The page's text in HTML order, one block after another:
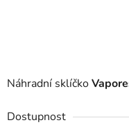
Náhradní sklíčko
Dostupnost